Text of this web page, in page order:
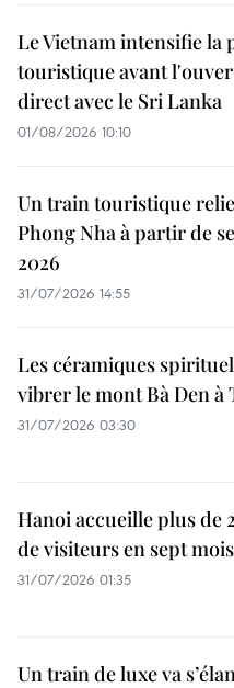
Le Vietnam intensifie la
touristique avant
direct avec le Sri Lanka
01/08/2026 10:10
Un train touristique
Phong Nha à partir de
2026
31/07/2026 14:55
Les céramiques
vibrer le mont Bà Den à
31/07/2026 03:30
Hanoi accueille plus de
de visiteurs en sept mois ​
31/07/2026 01:35
Un train de luxe va